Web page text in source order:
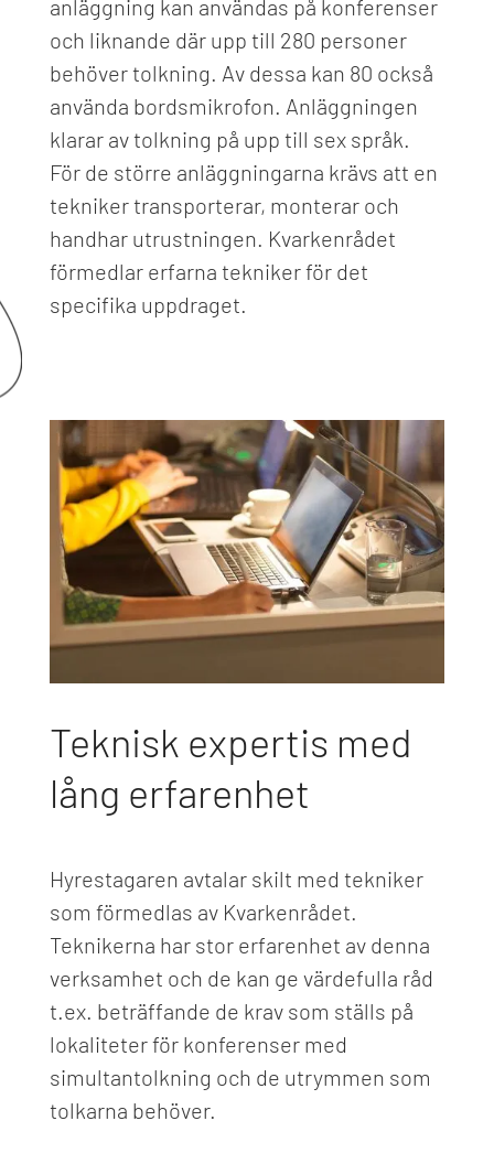
anläggning kan användas på konferenser
och liknande där upp till 280 personer
behöver tolkning. Av dessa kan 80 också
använda bordsmikrofon. Anläggningen
klarar av tolkning på upp till sex språk.
För de större anläggningarna krävs att en
tekniker transporterar, monterar och
handhar utrustningen. Kvarkenrådet
förmedlar erfarna tekniker för det
specifika uppdraget.
Teknisk expertis med
lång erfarenhet
Hyrestagaren avtalar skilt med tekniker
som förmedlas av Kvarkenrådet.
Teknikerna har stor erfarenhet av denna
verksamhet och de kan ge värdefulla råd
t.ex. beträffande de krav som ställs på
lokaliteter för konferenser med
simultantolkning och de utrymmen som
tolkarna behöver.